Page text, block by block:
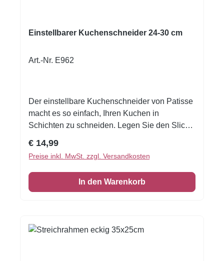
Einstellbarer Kuchenschneider 24-30 cm
Art.-Nr. E962
Der einstellbare Kuchenschneider von Patisse
macht es so einfach, Ihren Kuchen in
Schichten zu schneiden. Legen Sie den Slicer
ihn. Schneiden Sie Ihren Kuchen einfach mit
diesem Slicer. Legen Sie den Slicer über den
gebackenen Kuchen, um diese zu schneiden.
Geeignet für Kuchen mit einem Durchmesser
Regulärer Preis:
€ 14,99
Preise inkl. MwSt. zzgl. Versandkosten
In den Warenkorb